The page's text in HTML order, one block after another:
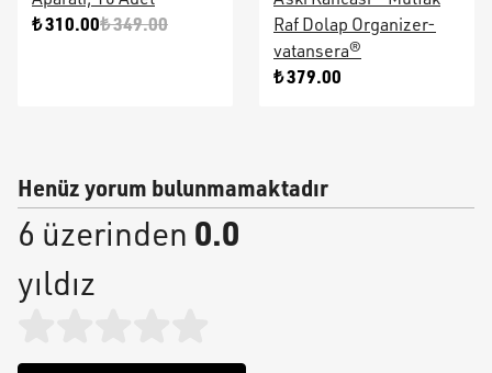
₺ 310.00₺ 349.00
Raf Dolap Organizer-
vatansera®
₺ 379.00
Henüz yorum bulunmamaktadır
6 üzerinden 0.0
yıldız